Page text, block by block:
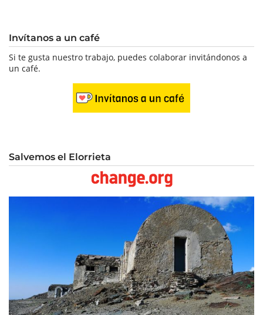
Invítanos a un café
Si te gusta nuestro trabajo, puedes colaborar invitándonos a
un café.
Salvemos el Elorrieta